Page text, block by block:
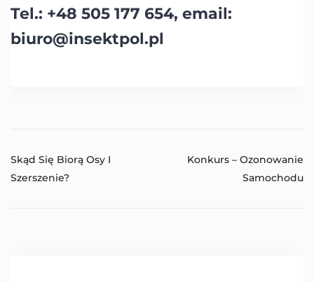
Tel.: +48 505 177 654, email:
biuro@insektpol.pl
Skąd Się Biorą Osy I
Szerszenie?
Konkurs – Ozonowanie
Samochodu